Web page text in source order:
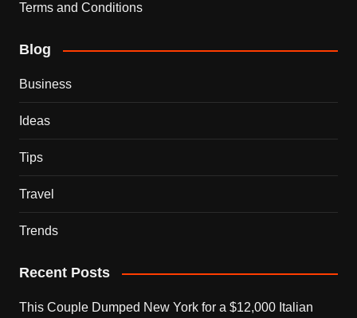
Terms and Conditions
Blog
Business
Ideas
Tips
Travel
Trends
Recent Posts
This Couple Dumped New York for a $12,000 Italian